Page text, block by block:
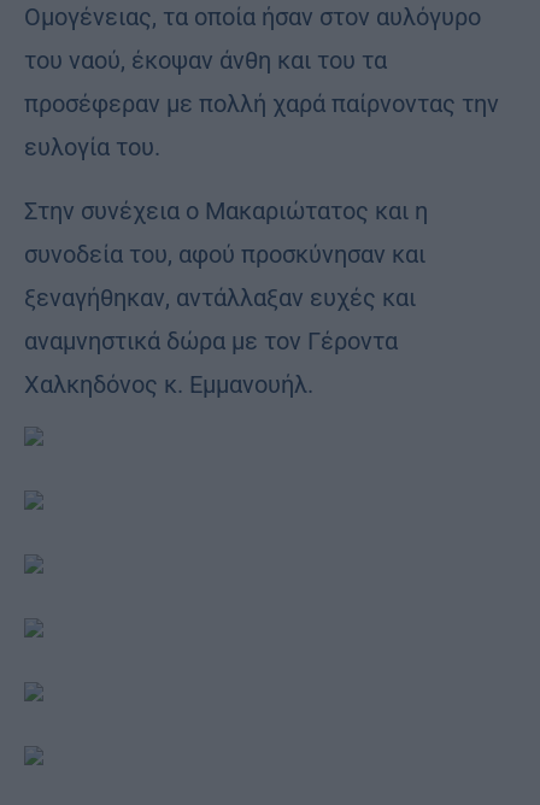
Ομογένειας, τα οποία ήσαν στον αυλόγυρο
του ναού, έκοψαν άνθη και του τα
προσέφεραν με πολλή χαρά παίρνοντας την
ευλογία του.
Στην συνέχεια ο Μακαριώτατος και η
συνοδεία του, αφού προσκύνησαν και
ξεναγήθηκαν, αντάλλαξαν ευχές και
αναμνηστικά δώρα με τον Γέροντα
Χαλκηδόνος κ. Εμμανουήλ.